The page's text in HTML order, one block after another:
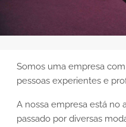
Somos uma empresa
pessoas experientes e
A nossa empresa está no
passado por diversas